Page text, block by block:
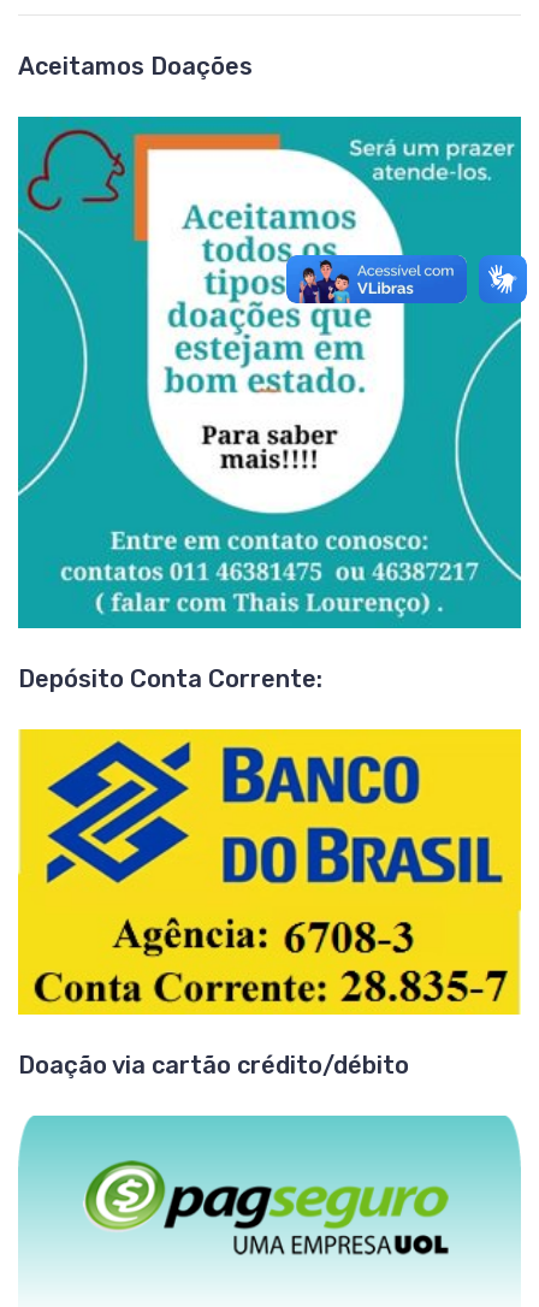
Aceitamos Doações
Depósito Conta Corrente:
Doação via cartão crédito/débito